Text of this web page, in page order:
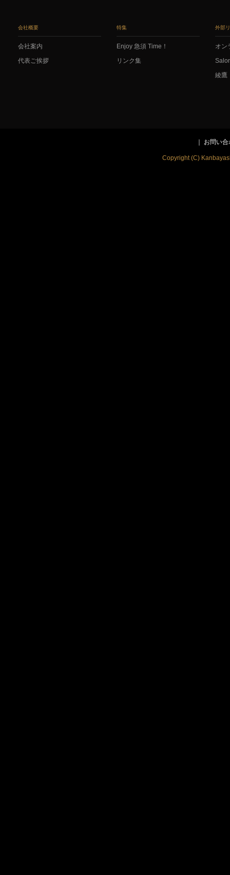
会社概要
会社案内
代表ご挨拶
特集
Enjoy 急須 Time！
リンク集
外部
オン
綾鷹
お問い合
Copyright (C)